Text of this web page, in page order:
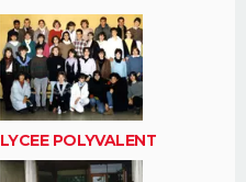
LYCEE POLYVALENT